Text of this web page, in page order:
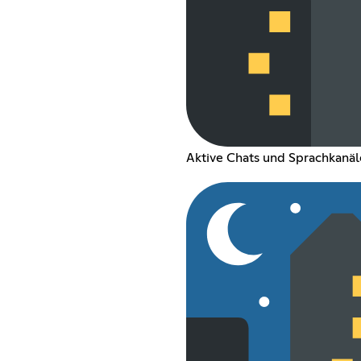
Aktive Chats und